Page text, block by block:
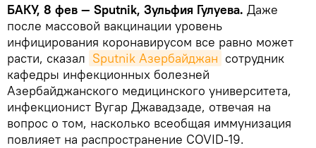
БАКУ, 8 фев — Sputnik, Зульфия Гулуева. Даже
после массовой вакцинации уровень
инфицирования коронавирусом все равно может
расти, сказал Sputnik Азербайджан сотрудник
кафедры инфекционных болезней
Азербайджанского медицинского университета,
инфекционист Вугар Джавадзаде, отвечая на
вопрос о том, насколько всеобщая иммунизация
повлияет на распространение COVID-19.